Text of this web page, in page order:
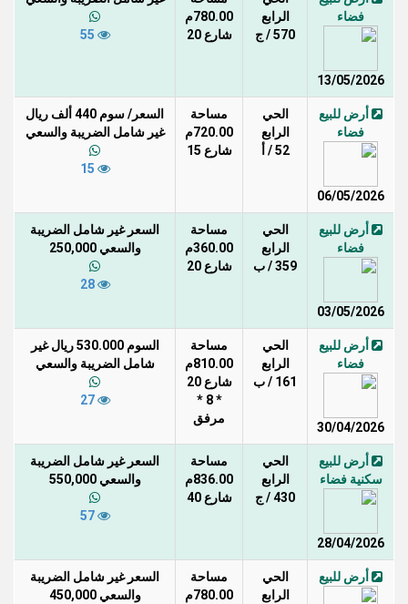
فضاء
13/05/2026
الرابع
570 / ج
780.00م
شارع 20
أرض للبيع
فضاء
06/05/2026
الحي
الرابع
52 / أ
مساحة
720.00م
شارع 15
السعر/ سوم 440 ألف ريال
غير شامل الضريبة والسعي
أرض للبيع
فضاء
03/05/2026
الحي
الرابع
359 / ب
مساحة
360.00م
شارع 20
السعر غير شامل الضريبة
والسعي 250,000
28
أرض للبيع
فضاء
30/04/2026
الحي
الرابع
161 / ب
مساحة
810.00م
شارع 20
* 8 *
مرفق
السوم 530.000 ريال غير
شامل الضريبة والسعي
27
أرض للبيع
سكنية فضاء
28/04/2026
الحي
الرابع
430 / ج
مساحة
836.00م
شارع 40
السعر غير شامل الضريبة
والسعي 550,000
57
أرض للبيع
الحي
الرابع
مساحة
780.00م
السعر غير شامل الضريبة
والسعي 450,000